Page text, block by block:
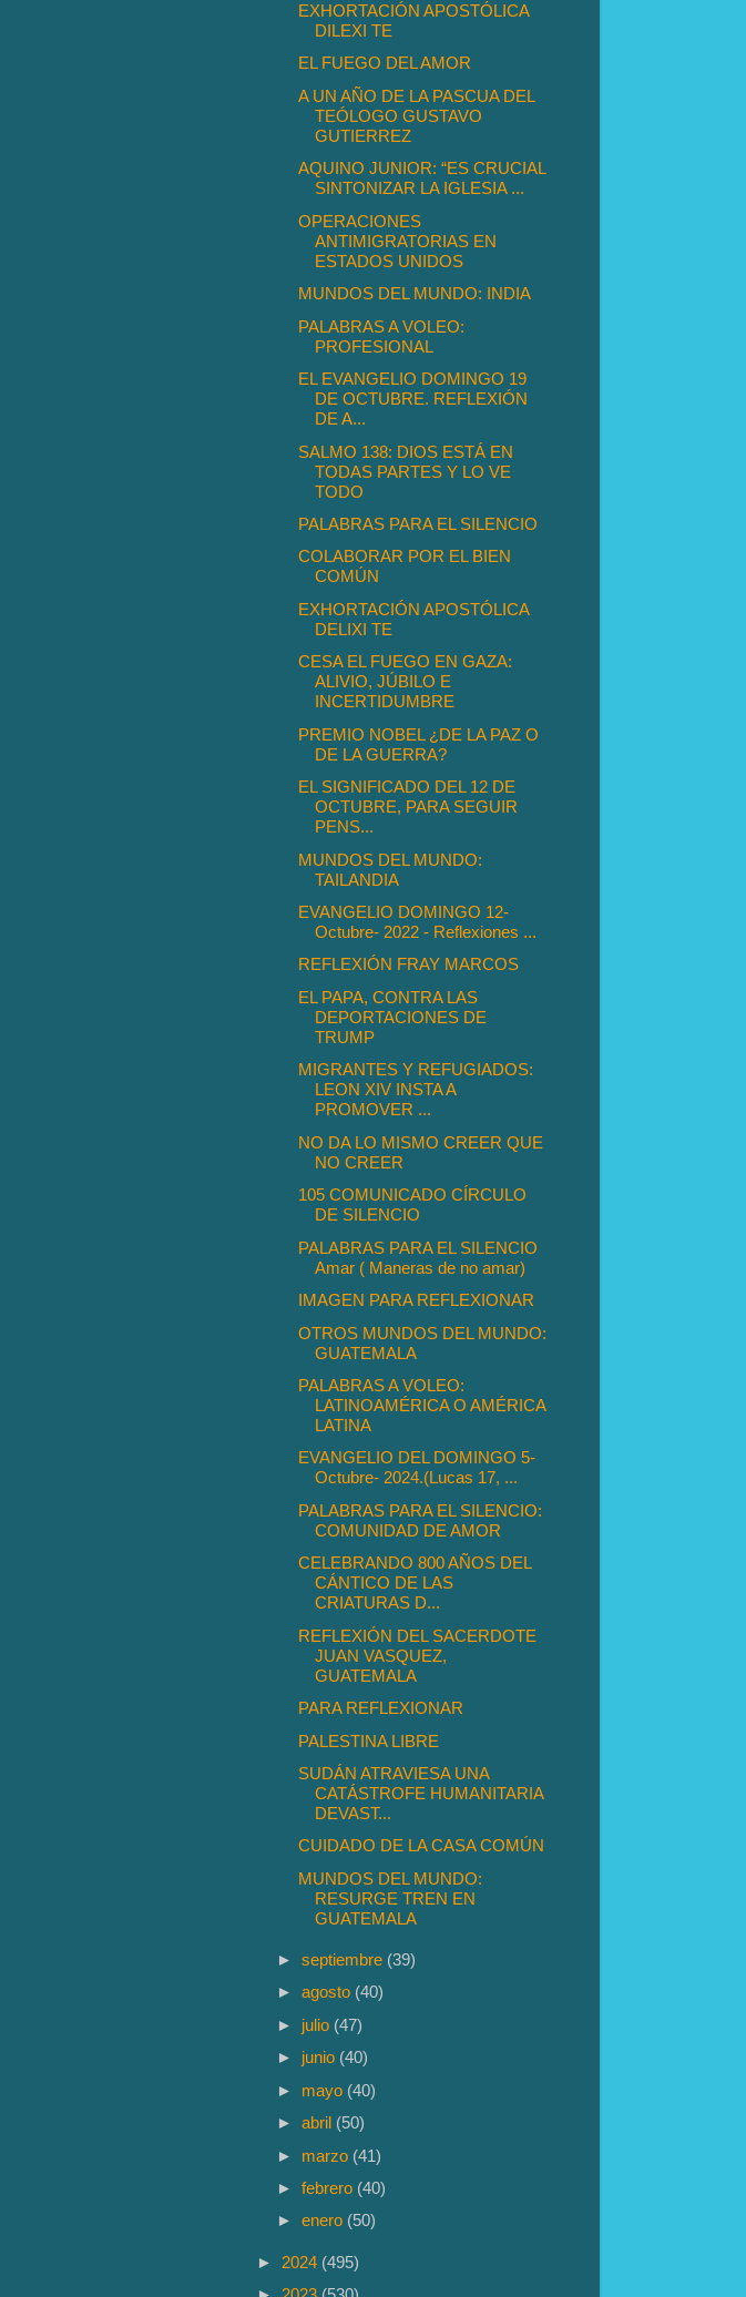
EXHORTACIÓN APOSTÓLICA
DILEXI TE
EL FUEGO DEL AMOR
A UN AÑO DE LA PASCUA DEL
TEÓLOGO GUSTAVO
GUTIERREZ
AQUINO JUNIOR: “ES CRUCIAL
SINTONIZAR LA IGLESIA ...
OPERACIONES
ANTIMIGRATORIAS EN
ESTADOS UNIDOS
MUNDOS DEL MUNDO: INDIA
PALABRAS A VOLEO:
PROFESIONAL
EL EVANGELIO DOMINGO 19
DE OCTUBRE. REFLEXIÓN
DE A...
SALMO 138: DIOS ESTÁ EN
TODAS PARTES Y LO VE
TODO
PALABRAS PARA EL SILENCIO
COLABORAR POR EL BIEN
COMÚN
EXHORTACIÓN APOSTÓLICA
DELIXI TE
CESA EL FUEGO EN GAZA:
ALIVIO, JÚBILO E
INCERTIDUMBRE
PREMIO NOBEL ¿DE LA PAZ O
DE LA GUERRA?
EL SIGNIFICADO DEL 12 DE
OCTUBRE, PARA SEGUIR
PENS...
MUNDOS DEL MUNDO:
TAILANDIA
EVANGELIO DOMINGO 12-
Octubre- 2022 - Reflexiones ...
REFLEXIÓN FRAY MARCOS
EL PAPA, CONTRA LAS
DEPORTACIONES DE
TRUMP
MIGRANTES Y REFUGIADOS:
LEON XIV INSTA A
PROMOVER ...
NO DA LO MISMO CREER QUE
NO CREER
105 COMUNICADO CÍRCULO
DE SILENCIO
PALABRAS PARA EL SILENCIO
Amar ( Maneras de no amar)
IMAGEN PARA REFLEXIONAR
OTROS MUNDOS DEL MUNDO:
GUATEMALA
PALABRAS A VOLEO:
LATINOAMÉRICA O AMÉRICA
LATINA
EVANGELIO DEL DOMINGO 5-
Octubre- 2024.(Lucas 17, ...
PALABRAS PARA EL SILENCIO:
COMUNIDAD DE AMOR
CELEBRANDO 800 AÑOS DEL
CÁNTICO DE LAS
CRIATURAS D...
REFLEXIÓN DEL SACERDOTE
JUAN VASQUEZ,
GUATEMALA
PARA REFLEXIONAR
PALESTINA LIBRE
SUDÁN ATRAVIESA UNA
CATÁSTROFE HUMANITARIA
DEVAST...
CUIDADO DE LA CASA COMÚN
MUNDOS DEL MUNDO:
RESURGE TREN EN
GUATEMALA
►septiembre (39)
►agosto (40)
► julio (47)
► junio (40)
► mayo (40)
►abril (50)
► marzo (41)
►febrero (40)
►enero (50)
► 2024 (495)